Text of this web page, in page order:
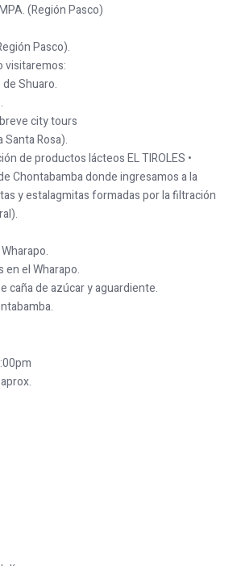
(Región Pasco)
Pasco).
visitaremos:
Shuaro.
city tours
Santa Rosa).
de productos lácteos EL TIROLES •
Chontabamba donde ingresamos a la
y estalagmitas formadas por la filtración
en el Wharapo.
caña de azúcar y aguardiente.